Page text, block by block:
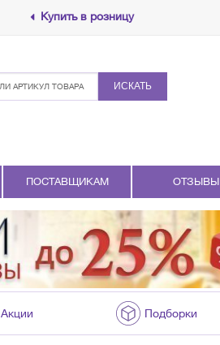
Купить в розницу
ИСКАТЬ
ПОСТАВЩИКАМ ОТЗЫВЫ
Акции Подборки